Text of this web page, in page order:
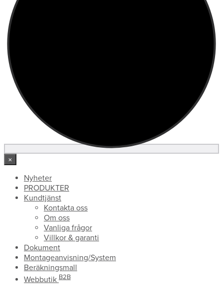
×
Nyheter
PRODUKTER
Kundtjänst
Kontakta oss
Om oss
Vanliga frågor
Villkor & garanti
Dokument
Montageanvisning/System
Beräkningsmall
Webbutik B2B